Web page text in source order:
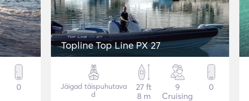
0
Topline Top Line PX 27
Jäigad täispuhutava
d
27 ft
8 m
9
Cruising
0